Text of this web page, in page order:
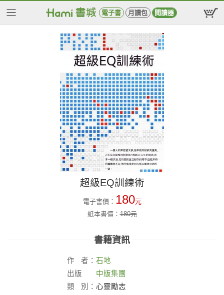
電子書 月讀包 閱讀器
超級EQ訓練術
電子書價： 180元
紙本書價：180元
書籍資訊
作 者： 石地
出版
社：
中版集團
類
別： 心靈勵志